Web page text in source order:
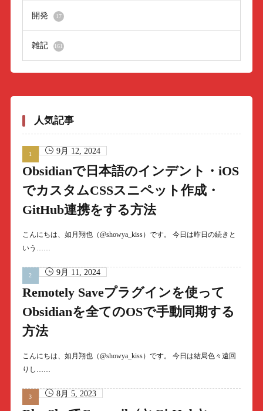
開発 17
雑記 161
人気記事
9月 12, 2024
Obsidianで日本語のインデント・iOS
でカスタムCSSスニペット作成・
GitHub連携をする方法
こんにちは、如月翔也（@showya_kiss）です。 今日は昨日の続きと
いう……
9月 11, 2024
Remotely Saveプラグインを使って
Obsidianを全てのOSで手動同期する
方法
こんにちは、如月翔也（@showya_kiss）です。 今日は結局色々遠回
りし……
8月 5, 2023